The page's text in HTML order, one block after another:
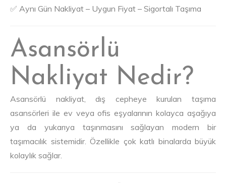
✅ Aynı Gün Nakliyat – Uygun Fiyat – Sigortalı Taşıma
Asansörlü
Nakliyat Nedir?
Asansörlü nakliyat, dış cepheye kurulan taşıma
asansörleri ile ev veya ofis eşyalarının kolayca aşağıya
ya da yukarıya taşınmasını sağlayan modern bir
taşımacılık sistemidir. Özellikle çok katlı binalarda büyük
kolaylık sağlar.